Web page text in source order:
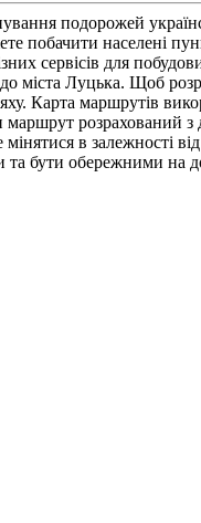
подорожей
населені
сервісів для
міста Луцька. Щоб
Карта маршрутів
в залежності
та бути обережними на